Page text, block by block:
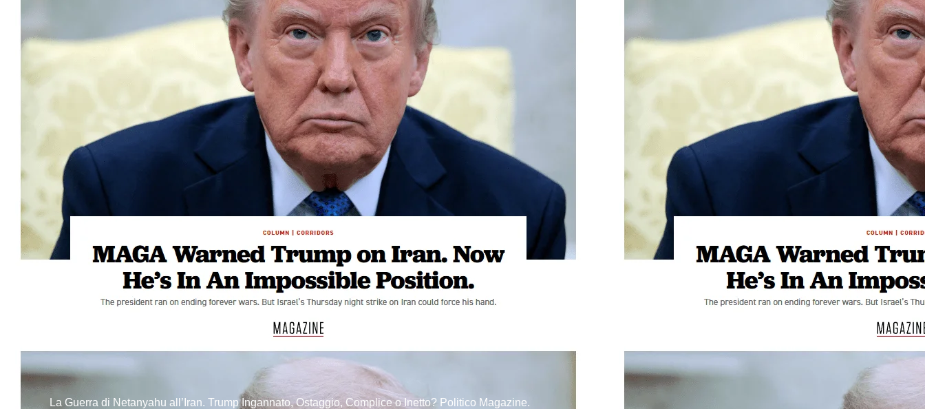
La Guerra di Netanyahu all’Iran. Trump Ingannato, Ostaggio, Complice o Inetto? Politico Magazine.